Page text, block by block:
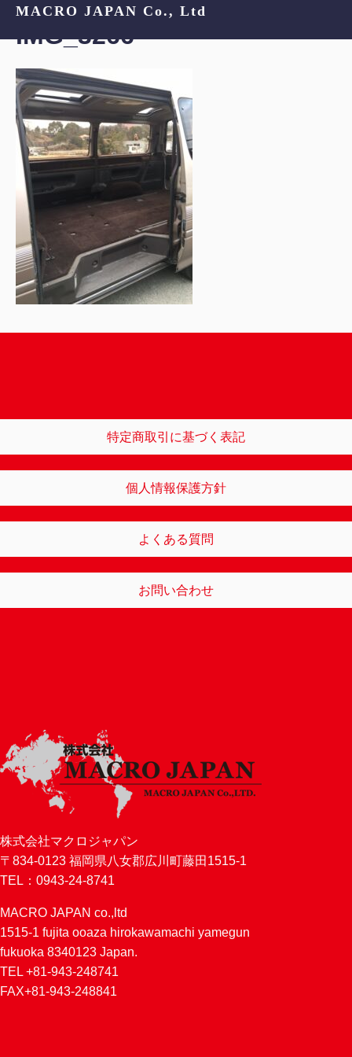
MACRO JAPAN Co., Ltd
IMG_3266
特定商取引に基づく表記
個人情報保護方針
よくある質問
お問い合わせ
株式会社マクロジャパン
〒834-0123 福岡県八女郡広川町藤田1515-1
TEL：0943-24-8741
MACRO JAPAN co.,ltd
1515-1 fujita ooaza hirokawamachi yamegun
fukuoka 8340123 Japan.
TEL +81-943-248741
FAX+81-943-248841